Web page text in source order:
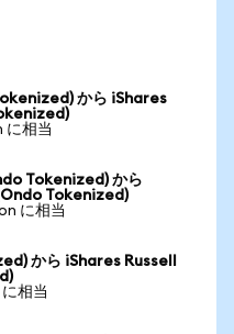
から iShares
に相当
Tokenized) から
Tokenized)
に相当
から iShares Russell
相当